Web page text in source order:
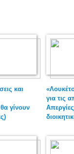
και
γίνουν
για τις